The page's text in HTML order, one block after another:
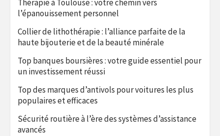
Thérapie à Toulouse : votre chemin vers
l’épanouissement personnel
Collier de lithothérapie : l’alliance parfaite de la
haute bijouterie et de la beauté minérale
Top banques boursières : votre guide essentiel pour
un investissement réussi
Top des marques d’antivols pour voitures les plus
populaires et efficaces
Sécurité routière à l’ère des systèmes d’assistance
avancés